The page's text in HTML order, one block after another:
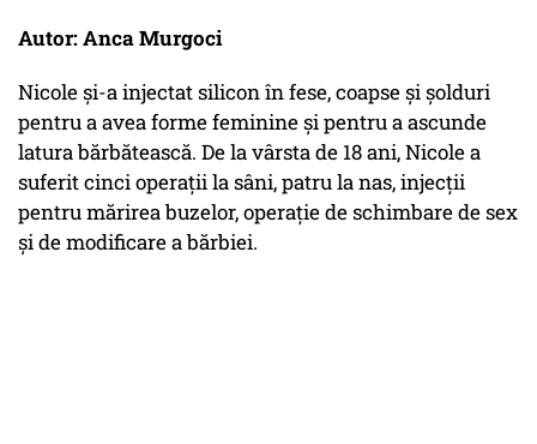
Autor: Anca Murgoci
Nicole şi-a injectat silicon în fese, coapse şi şolduri
pentru a avea forme feminine şi pentru a ascunde
latura bărbătească. De la vârsta de 18 ani, Nicole a
suferit cinci operaţii la sâni, patru la nas, injecţii
pentru mărirea buzelor, operaţie de schimbare de sex
şi de modificare a bărbiei.